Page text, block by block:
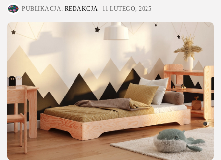
PUBLIKACJA: REDAKCJA 11 LUTEGO, 2025